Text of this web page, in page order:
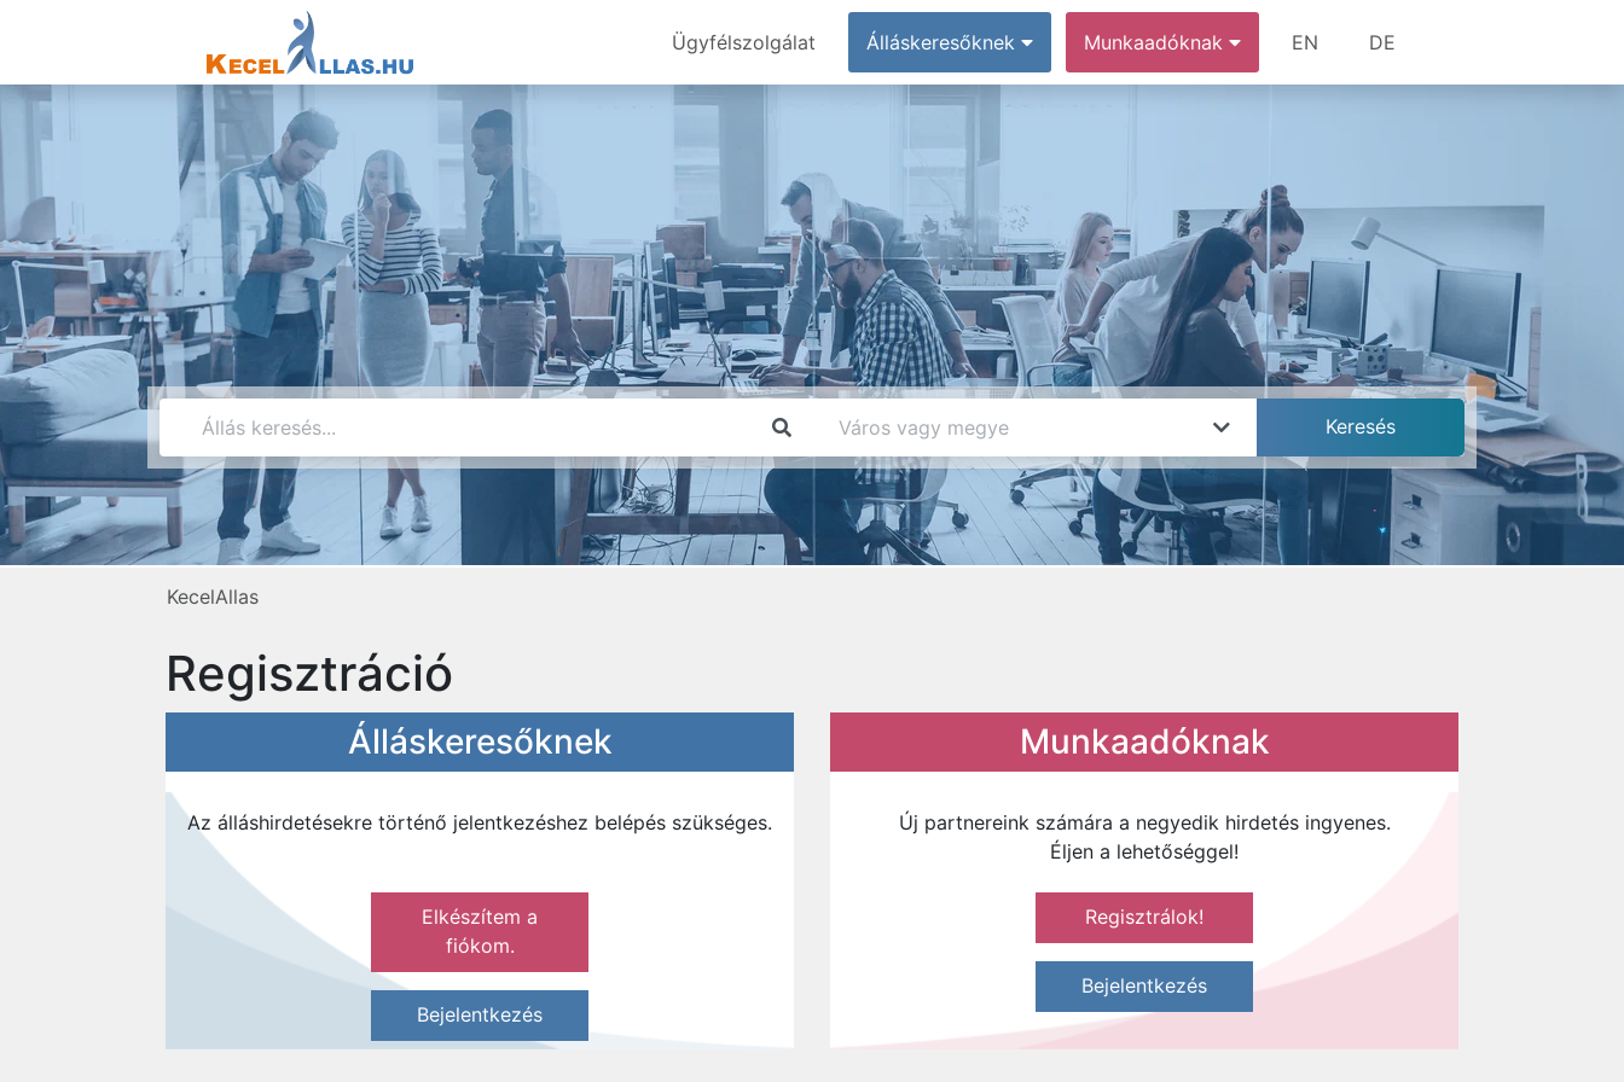
Ügyfélszolgálat Álláskeresőknek Munkaadóknak EN DE
KecelAllas
Regisztráció
Álláskeresőknek
Az álláshirdetésekre történő jelentkezéshez belépés szükséges.
Elkészítem a
fiókom.
Bejelentkezés
Munkaadóknak
Új partnereink számára a negyedik hirdetés ingyenes.
Éljen a lehetőséggel!
Regisztrálok!
Bejelentkezés